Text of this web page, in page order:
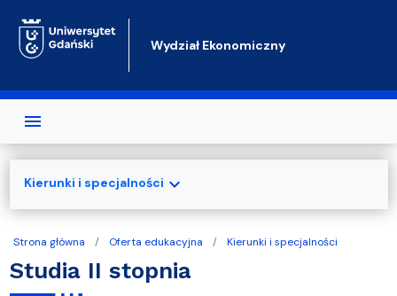
Wydział Ekonomiczny
Strona główna Oferta edukacyjna Kierunki i specjalności
Studia II stopnia
Kierunki i specjalności expand_more